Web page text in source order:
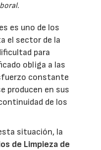
es uno de los
el sector de la
para
obliga a las
constante
producen en sus
de los
situación, la
de Limpieza de